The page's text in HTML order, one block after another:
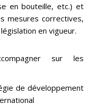
en bouteille, etc.) et
mesures correctives,
en vigueur.
sur les
de développement